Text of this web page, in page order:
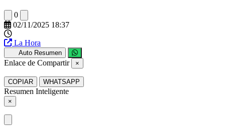
0
02/11/2025 18:37
La Hora
Auto Resumen
Enlace de Compartir ×
COPIAR WHATSAPP
Resumen Inteligente
×